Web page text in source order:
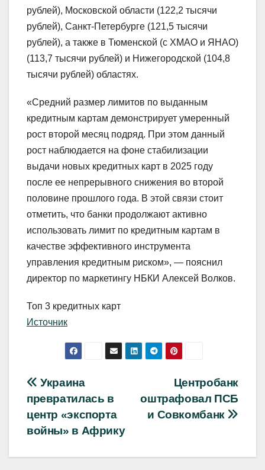
рублей), Московской области (122,2 тысячи
рублей), Санкт-Петербурге (121,5 тысячи
рублей), а также в Тюменской (с ХМАО и ЯНАО)
(113,7 тысячи рублей) и Нижегородской (104,8
тысячи рублей) областях.
«Средний размер лимитов по выданным
кредитным картам демонстрирует умеренный
рост второй месяц подряд. При этом данный
рост наблюдается на фоне стабилизации
выдачи новых кредитных карт в 2025 году
после ее непрерывного снижения во второй
половине прошлого года. В этой связи стоит
отметить, что банки продолжают активно
использовать лимит по кредитным картам в
качестве эффективного инструмента
управления кредитным риском», — пояснил
директор по маркетингу НБКИ Алексей Волков.
Топ 3 кредитных карт
Источник
Навигация
по
записям
Центробанк
оштрафовал ПСБ
и Совкомбанк
Украина
превратилась в
центр «экспорта
войны» в Африку